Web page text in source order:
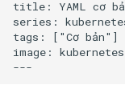
title: YAML cơ
series:
tags: ["Cơ bản"]
image: